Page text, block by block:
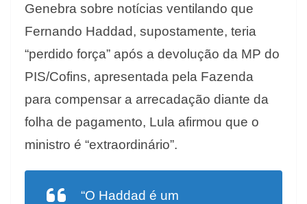
Genebra sobre notícias ventilando que
Fernando Haddad, supostamente, teria
“perdido força” após a devolução da MP do
PIS/Cofins, apresentada pela Fazenda
para compensar a arrecadação diante da
folha de pagamento, Lula afirmou que o
ministro é “extraordinário”.
“O Haddad é um